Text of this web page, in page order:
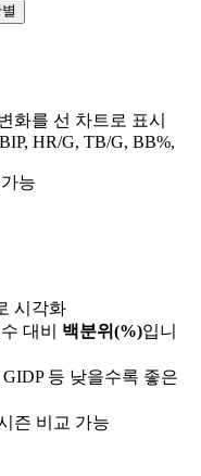
화를 선 차트로 표시
HR/G, TB/G, BB%,
능
시각화
대비 백분위(%)입니
등 낮을수록 좋은
즌 비교 가능